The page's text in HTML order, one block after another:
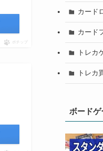
ポチップ
カード
カード
トレカ
トレカ
ボードゲ